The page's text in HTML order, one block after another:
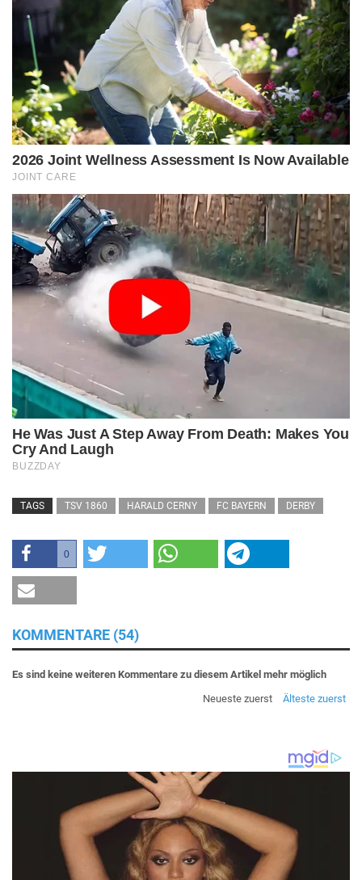
TAGS TSV 1860 HARALD CERNY FC BAYERN DERBY
0
KOMMENTARE (54)
Es sind keine weiteren Kommentare zu diesem Artikel mehr möglich
Neueste zuerst
Älteste zuerst